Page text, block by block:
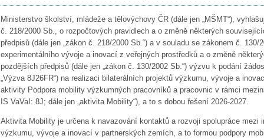
Ministerstvo školství, mládeže a tělovýchovy ČR (dále jen „MŠMT“),
č. 218/2000 Sb., o rozpočtových pravidlech a o změně některých
předpisů (dále jen „zákon č. 218/2000 Sb.“) a v souladu se zákonem č. 130/
experimentálního vývoje a inovací z veřejných prostředků a o změně
pozdějších předpisů (dále jen „zákon č. 130/2002 Sb.“) výzvu k podání
„Výzva 8J26FR“) na realizaci bilaterálních projektů výzkumu, vývoje a
aktivity Podpora mobility výzkumných pracovníků a pracovnic v rámci
IS VaVaI: 8J; dále jen „aktivita Mobility“), a to s dobou řešení 2026-2027.
Aktivita Mobility je určena k navazování kontaktů a rozvoji spolupráce mezi
výzkumu, vývoje a inovací v partnerských zemích, a to formou podpory